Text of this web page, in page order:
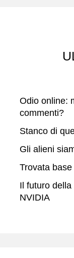
Odio online:
commenti?
Stanco di
Gli alieni
Trovata
Il futuro
NVIDIA